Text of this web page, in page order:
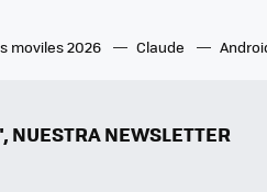
moviles 2026 Claude
NEWSLETTER